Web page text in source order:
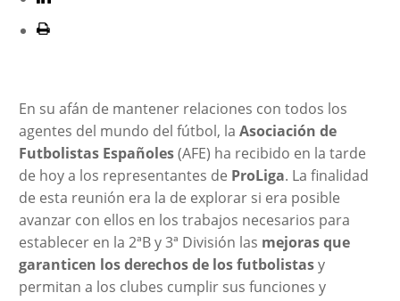
En su afán de mantener relaciones con todos los
agentes del mundo del fútbol, la Asociación de
Futbolistas Españoles(AFE) ha recibido en la tarde
de hoy a los representantes de ProLiga. La finalidad
de esta reunión era la de explorar si era posible
avanzar con ellos en los trabajos necesarios para
establecer en la 2ªB y 3ª División las mejoras que
garanticen los derechos de los futbolistasy
permitan a los clubes cumplir sus funciones y